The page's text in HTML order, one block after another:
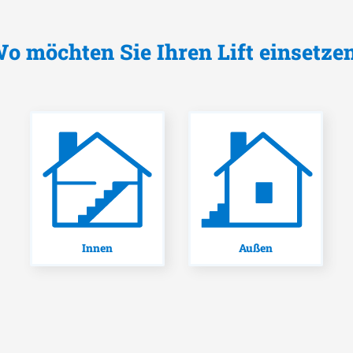
möchten Sie Ihren Lift
Innen Außen